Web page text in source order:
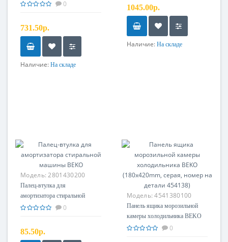
BEKO, зам. 1729900300,
0
731.50р.
Наличие: На складе
1045.00р.
Наличие: На складе
Модель:2801430200
Палец-втулка для
амортизатора стиральной
машины BEKO 0
85.50р.
Модель:4541380100
Панель ящика морозильной
камеры холодильника BEKO
(180x420mm, серая, номер на
0